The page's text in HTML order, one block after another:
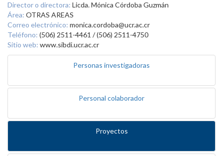
Director o directora: Licda. Mónica Córdoba Guzmán
Área: OTRAS AREAS
Correo electrónico: monica.cordoba@ucr.ac.cr
Teléfono: (506) 2511-4461 / (506) 2511-4750
Sitio web: www.sibdi.ucr.ac.cr
Personas investigadoras
Personal colaborador
Proyectos